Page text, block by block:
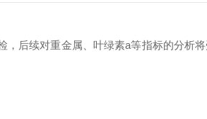
后续对重金属、叶绿素a等指标的分析